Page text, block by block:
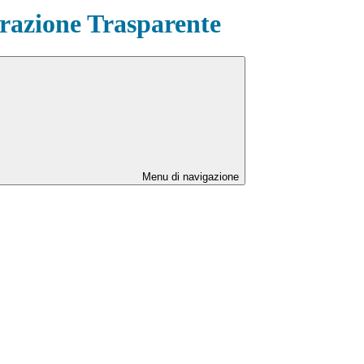
Trasparente
Menu di navigazione